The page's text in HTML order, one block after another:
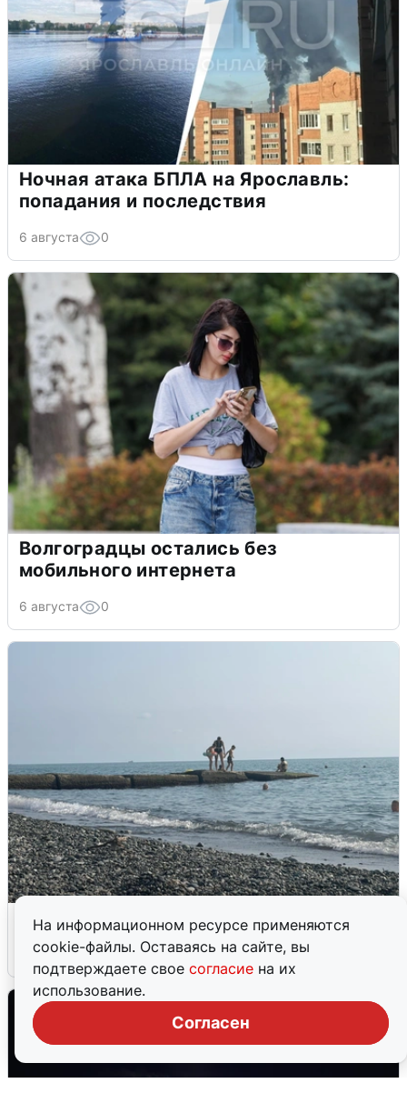
На информационном ресурсе применяются
cookie-файлы. Оставаясь на сайте, вы
подтверждаете свое согласие на их
использование.
Согласен
Ночная атака БПЛА на Ярославль:
попадания и последствия
6 августа 0
Волгоградцы остались без
мобильного интернета
6 августа 0
Сирены в Сочи: новая угроза БПЛА
6 августа 0